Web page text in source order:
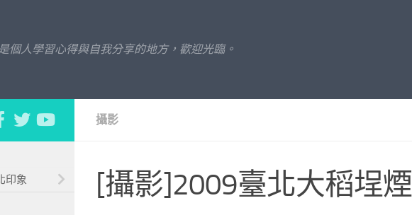
個人學習心得與自我分享的地方，歡迎光臨。
攝影
[攝影]2009臺北大稻埕
印象